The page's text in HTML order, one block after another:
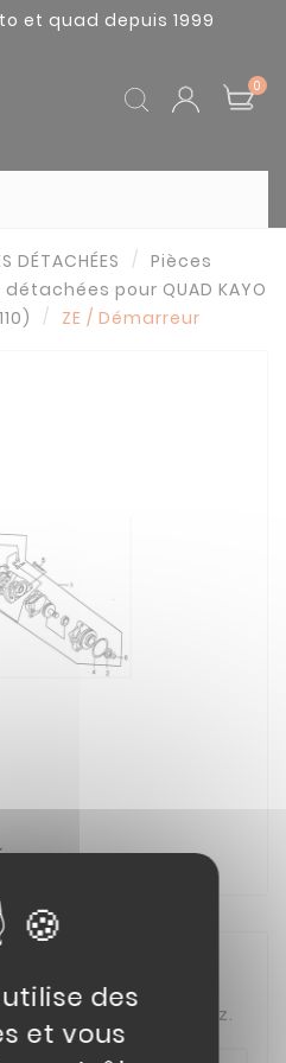
et quad depuis 1999
0
DÉTACHÉES
Pièces
pour QUAD KAYO
ZE / Démarreur
occasionnée.
que vous recherchez.
des
et vous